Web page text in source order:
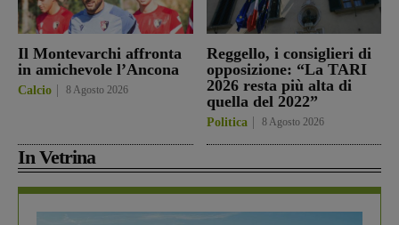
Il Montevarchi affronta
in amichevole l’Ancona
Calcio 8 Agosto 2026
Reggello, i consiglieri di
opposizione: “La TARI
2026 resta più alta di
quella del 2022”
Politica 8 Agosto 2026
In Vetrina